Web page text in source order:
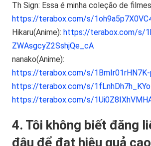
Th Sign: Essa é minha coleção de
https://terabox.com/s/
Hikaru(Anime):https://terabox.com/s/
ZWAsgcyZ2SshjQe_cA
nanako(Anime):
https://terabox.com/s/1BmIr01rHN7K-
https://terabox.com/s/
https://terabox.com/s/
4. Tôi không biết đăng
đâu để đạt hiệu quả